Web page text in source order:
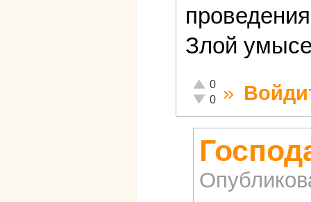
Злой
Отлично!
0
Неадекватно!
0 »